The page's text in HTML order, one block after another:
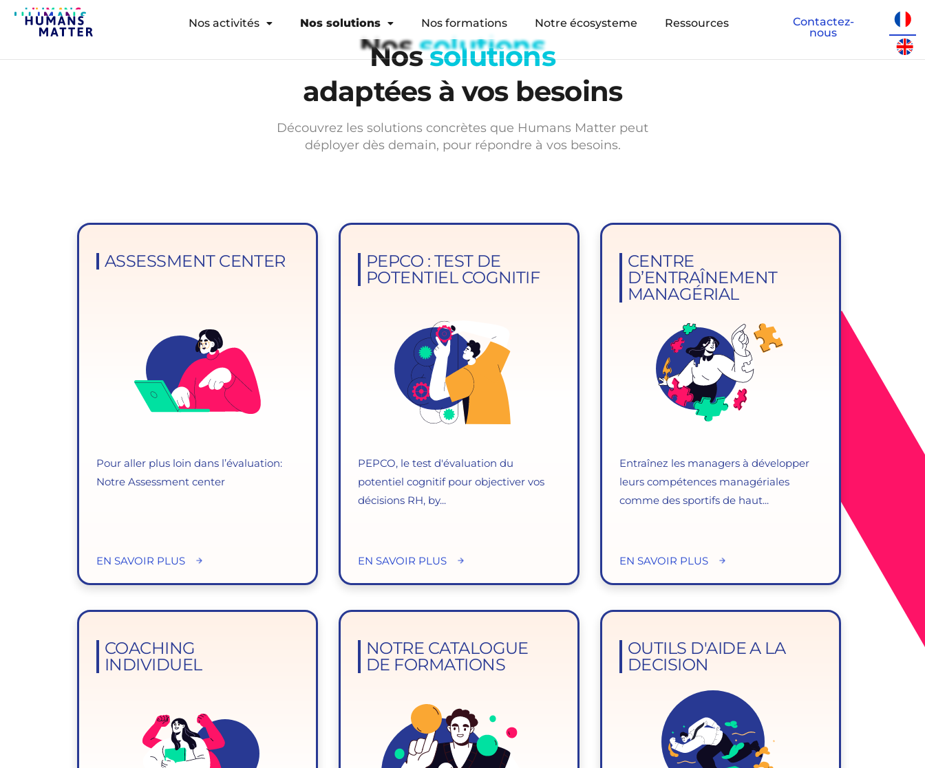
Nos activités Nos solutions Nos formations Notre écosysteme Ressources
Contactez-
nous
Nossolutions
adaptées à vos besoins
Découvrez les solutions concrètes que Humans Matter peut
déployer dès demain, pour répondre à vos besoins.
ASSESSMENT CENTER
Pour aller plus loin dans l’évaluation:
Notre Assessment center
EN SAVOIR PLUS
PEPCO : TEST DE
POTENTIEL COGNITIF
PEPCO, le test d'évaluation du
potentiel cognitif pour objectiver vos
décisions RH, by...
EN SAVOIR PLUS
CENTRE
D’ENTRAÎNEMENT
MANAGÉRIAL
Entraînez les managers à développer
leurs compétences managériales
comme des sportifs de haut...
EN SAVOIR PLUS
COACHING
INDIVIDUEL
NOTRE CATALOGUE
DE FORMATIONS
OUTILS D'AIDE A LA
DECISION